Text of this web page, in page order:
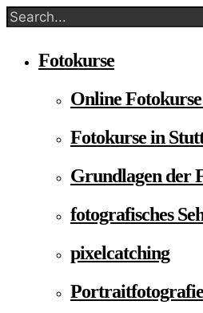
Fotokurse
Online
Fotokurse in
Grundlagen der
fotografisches
pixelcatching
Portraitfotografie